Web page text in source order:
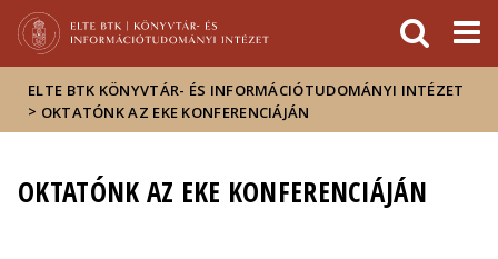
Hírek
Események
ELTE a
sajtóban
ELTE BTK KÖNYVTÁR- ÉS INFORMÁCIÓTUDOMÁNYI INTÉZET
> OKTATÓNK AZ EKE KONFERENCIÁJÁN
OKTATÓNK AZ EKE KONFERENCIÁJÁN